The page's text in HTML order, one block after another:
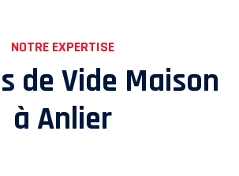
NOTRE EXPERTISE
de Vide Maison
à Anlier